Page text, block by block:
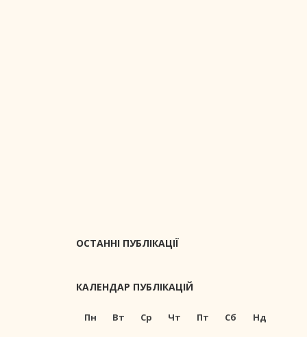
ОСТАННІ ПУБЛІКАЦІЇ
КАЛЕНДАР ПУБЛІКАЦІЙ
Пн Вт Ср Чт Пт Сб Нд